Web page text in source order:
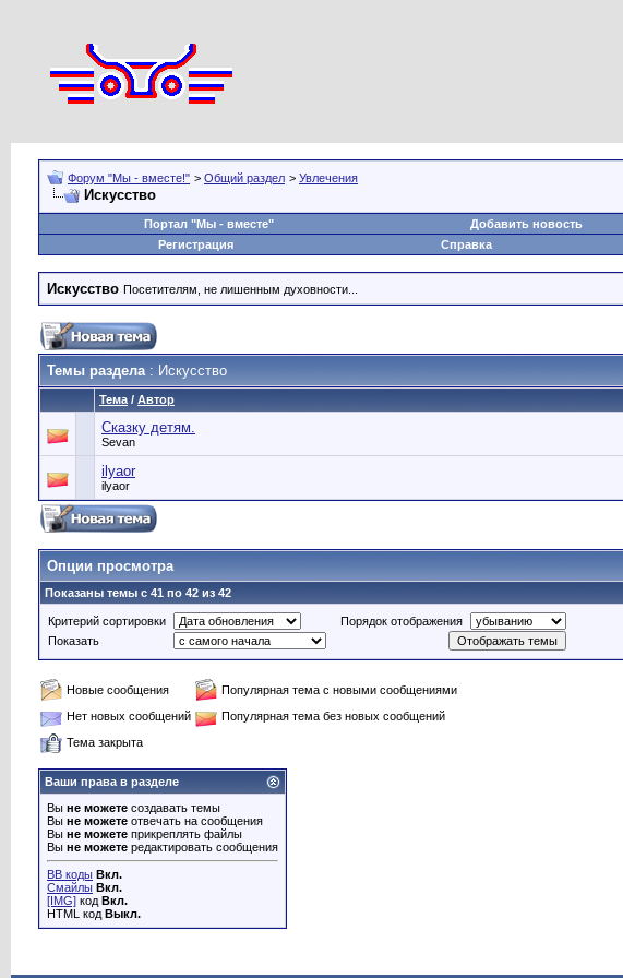
Форум "Мы - вместе!" > Общий раздел > Увлечения
Искусство
Портал "Мы - вместе"
Добавить новость
Регистрация
Справка
Искусство Посетителям, не лишенным духовности...
Темы раздела: Искусство
Тема / Автор
Сказку детям.
Sevan
ilyaor
ilyaor
Опции просмотра
Показаны темы с 41 по 42 из 42
Критерий сортировки
Порядок отображения
Показать
Новые сообщения
Популярная тема с новыми сообщениями
Нет новых сообщений
Популярная тема без новых сообщений
Тема закрыта
Ваши права в разделе
Вы не можете создавать темы
Вы не можете отвечать на сообщения
Вы не можете прикреплять файлы
Вы не можете редактировать сообщения
BB коды Вкл.
Смайлы Вкл.
[IMG] код Вкл.
HTML код Выкл.